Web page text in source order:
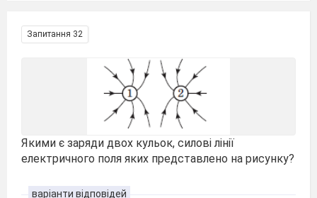
Запитання 32
Якими є заряди двох кульок, силові лінії
електричного поля яких представлено на рисунку?
варіанти відповідей